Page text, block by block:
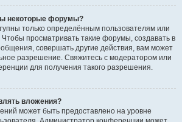
некоторые форумы?
только определённым пользователям или
Чтобы просматривать такие форумы, создавать в
совершать другие действия, вам может
разрешение. Свяжитесь с модератором или
для получения такого разрешения.
вложения?
может быть предоставлено на уровне